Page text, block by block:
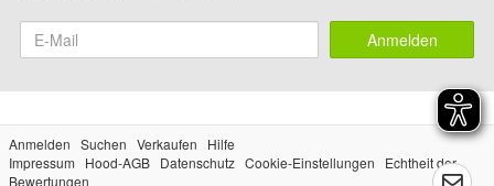
Anmelden
Anmelden Suchen Verkaufen
Hilfe
Impressum
Hood-AGB Datenschutz Cookie-Einstellungen
Echtheit der
Bewertungen